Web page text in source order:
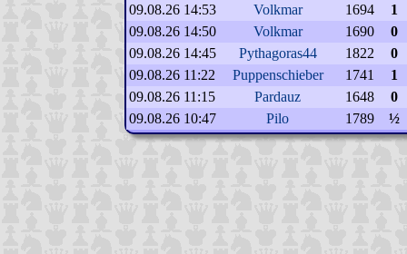
09.08.26 14:53
Volkmar 1694
1
09.08.26 14:50
Volkmar 1690
0
09.08.26 14:45
Pythagoras44 1822
0
09.08.26 11:22
Puppenschieber 1741
1
09.08.26 11:15
Pardauz 1648
0
09.08.26 10:47
Pilo 1789 ½